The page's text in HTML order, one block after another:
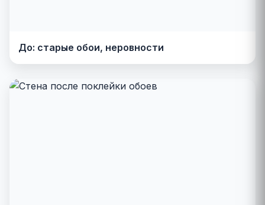
До: старые обои, неровности